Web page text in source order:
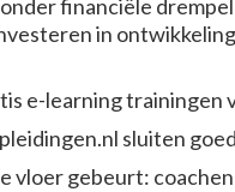
financiële
in ontwikkeling
e-learning trainingen
sluiten
vloer gebeurt: